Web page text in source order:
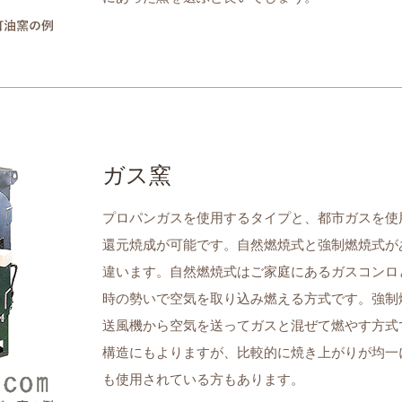
ガス窯
プロパンガスを使用するタイプと、都市ガスを
還元焼成が可能です。自然燃焼式と強制燃焼式
違います。自然燃焼式はご家庭にあるガスコン
時の勢いで空気を取り込み燃える方式です。強
送風機から空気を送ってガスと混ぜて燃やす方
構造にもよりますが、比較的に焼き上がりが均
も使用されている方もあります。